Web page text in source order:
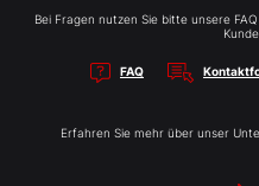
Bei Fragen nutzen Sie bitte unsere
FAQ
Erfahren Sie mehr über unser